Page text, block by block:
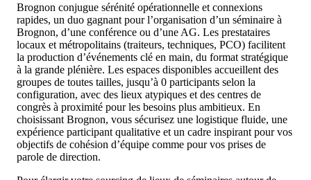
Brognon conjugue sérénité opérationnelle et connexions
rapides, un duo gagnant pour l’organisation d’un séminaire à
Brognon, d’une conférence ou d’une AG. Les prestataires
locaux et métropolitains (traiteurs, techniques, PCO) facilitent
la production d’événements clé en main, du format stratégique
à la grande plénière. Les espaces disponibles accueillent des
groupes de toutes tailles, jusqu’à 0 participants selon la
configuration, avec des lieux atypiques et des centres de
congrès à proximité pour les besoins plus ambitieux. En
choisissant Brognon, vous sécurisez une logistique fluide, une
expérience participant qualitative et un cadre inspirant pour vos
objectifs de cohésion d’équipe comme pour vos prises de
parole de direction.